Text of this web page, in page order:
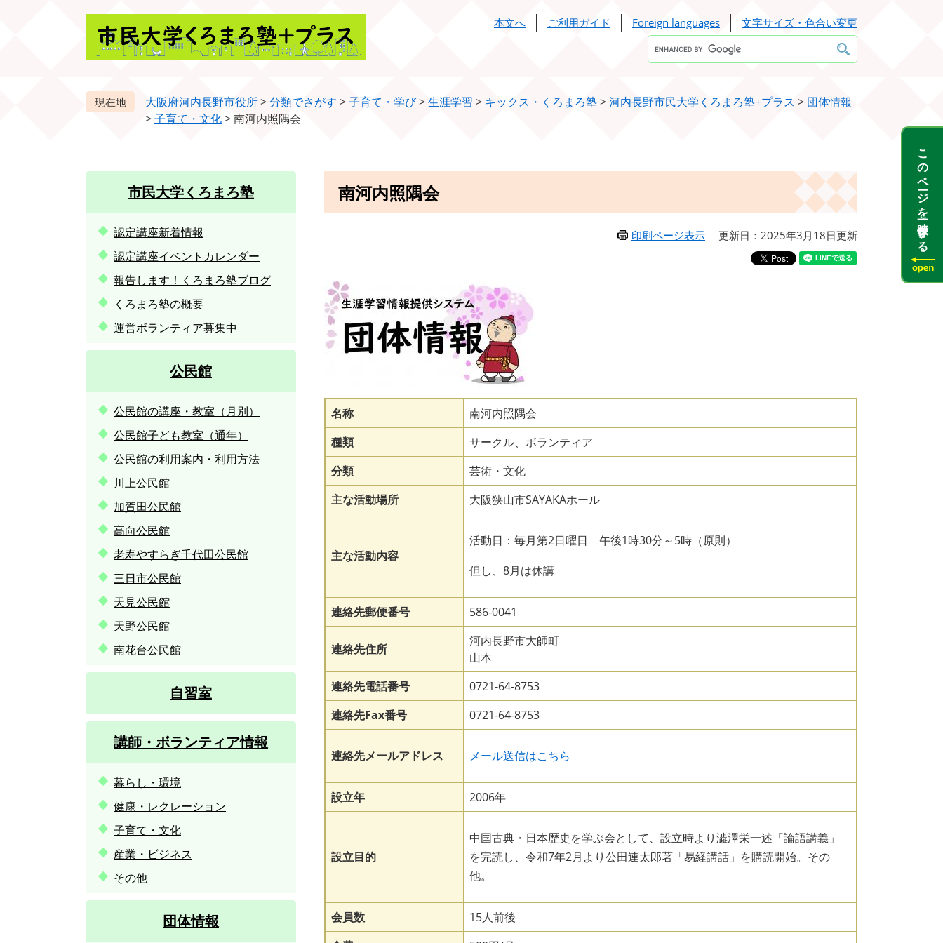
本文へ ご利用ガイド Foreign languages
文字サイズ・色合い変更
Google
カ
ス
索
大阪府河内長野市役所>分類でさがす >子育て・学び>生涯学習 > キックス・くろまろ塾>河内長野市民大学くろまろ塾+プラス > 団体情報
>子育て・文化>南河内照隅会
南河内照隅会
印刷ページ表示 更新日：2025年3月18日更新
名称
南河内照隅会
種類
サークル、ボランティア
分類
芸術・文化
主な活動場所
大阪狭山市SAYAKAホール
主な活動内容
活動日：毎月第2日曜日 午後1時30分～5時（原則）
但し、8月は休講
連絡先郵便番号 586-0041
連絡先住所
河内長野市大師町
山本
連絡先電話番号
0721-64-8753
連絡先Fax番号
0721-64-8753
連絡先メールアドレス メール送信はこちら
設立年 2006年
設立目的
中国古典・日本歴史を学ぶ会として、設立時より澁澤栄一述「論語講義」
を完読し、令和7年2月より公田連太郎著「易経講話」を購読開始。その
他。
会員数
15人前後
市民大学くろまろ塾
認定講座新着情報
認定講座イベントカレンダー
報告します！くろまろ塾ブログ
くろまろ塾の概要
運営ボランティア募集中
公民館
公民館の講座・教室（月別）
公民館子ども教室（通年）
公民館の利用案内・利用方法
川上公民館
加賀田公民館
高向公民館
老寿やすらぎ千代田公民館
三日市公民館
天見公民館
天野公民館
南花台公民館
自習室
講師・ボランティア情報
暮らし・環境
健康・レクレーション
子育て・文化
産業・ビジネス
その他
団体情報
このページを一時保存する